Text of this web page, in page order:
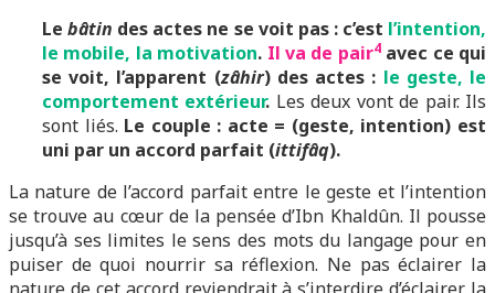
Lebâtin des actes ne se voit pas : c’est l’intention,
le mobile, la motivation. Il va de pair4avec ce qui
se voit, l’apparent (zâhir) des actes : le geste, le
comportement extérieur. Les deux vont de pair. Ils
sont liés. Le couple : acte = (geste, intention) est
uni par un accord parfait (ittifâq).
La nature de l’accord parfait entre le geste et l’intention
se trouve au cœur de la pensée d’Ibn Khaldûn. Il pousse
jusqu’à ses limites le sens des mots du langage pour en
puiser de quoi nourrir sa réflexion. Ne pas éclairer la